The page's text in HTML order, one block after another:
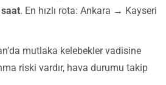
. En hızlı rota: Ankara → Kayseri
mutlaka kelebekler vadisine
riski vardır, hava durumu takip